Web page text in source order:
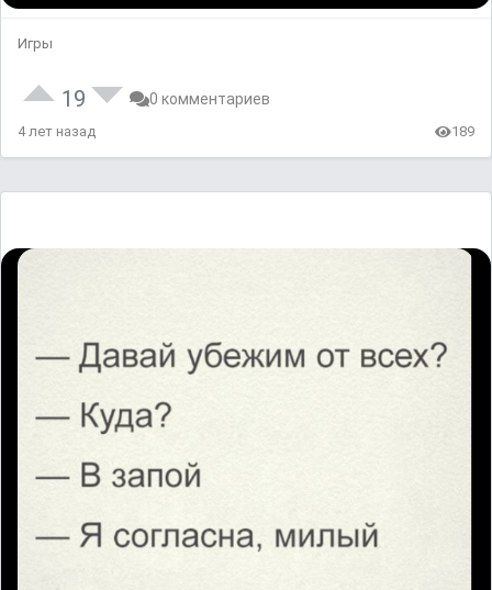
Игры
19 0 комментариев
4 лет назад 189